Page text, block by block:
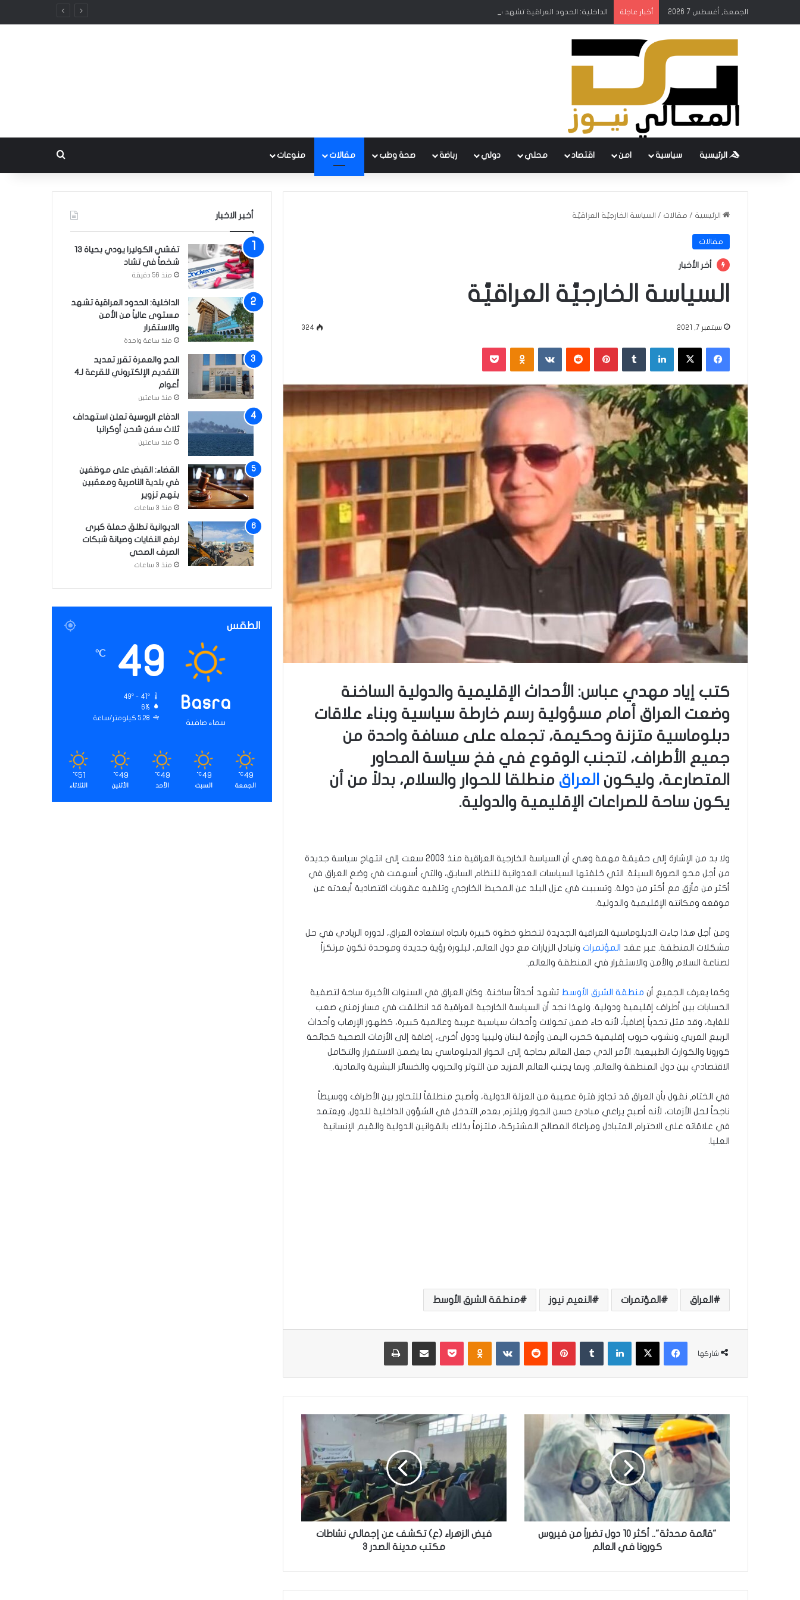
الجمعة, أغسطس 7 2026 أخبار عاجلة الداخلية: الحدود العراقية تشهد مستوى عالياً من الأمن والاستقرار
الرئيسية سياسية امن اقتصاد محلي دولي رباضة صحة وطب مقالات منوعات
الرئيسية / مقالات / السياسة الخارجيَّة العراقيَّة
مقالات
أخر الأخبار
السياسة الخارجيَّة العراقيَّة
سبتمبر 7, 2021 324
فيسبوك ‫X لينكدإن بينتيريست ‏VKontakte
كتب إياد مهدي عباس: الأحداث الإقليمية والدولية الساخنة
وضعت العراق أمام مسؤولية رسم خارطة سياسية وبناء علاقات
دبلوماسية متزنة وحكيمة، تجعله على مسافة واحدة من
جميع الأطراف، لتجنب الوقوع في فخ سياسة المحاور
المتصارعة، وليكون العراق منطلقا للحوار والسلام، بدلاً من أن
يكون ساحة للصراعات الإقليمية والدولية.
ولا بد من الإشارة إلى حقيقة مهمة وهي أن السياسة الخارجية العراقية منذ 2003 سعت إلى انتهاج سياسة جديدة
من أجل محو الصورة السيئة. التي خلفتها السياسات العدوانية للنظام السابق، والتي أسهمت في وضع العراق في
أكثر من مأزق مع أكثر من دولة. وتسببت في عزل البلد عن المحيط الخارجي وتلقيه عقوبات اقتصادية أبعدته عن
موقعه ومكانته الإقليمية والدولية.
ومن أجل هذا جاءت الدبلوماسية العراقية الجديدة لتخطو خطوة كبيرة باتجاه استعادة العراق، لدوره الريادي في حل
مشكلات المنطقة. عبر عقد المؤتمرات وتبادل الزيارات مع دول العالم، لبلورة رؤية جديدة وموحدة تكون مرتكزاً
لصناعة السلام والأمن والاستقرار في المنطقة والعالم.
وكما يعرف الجميع أن منطقة الشرق الأوسط تشهد أحداثاً ساخنة. وكان العراق في السنوات الأخيرة ساحة لتصفية
الحسابات بين أطراف إقليمية ودولية. ولهذا نجد أن السياسة الخارجية العراقية قد انطلقت في مسار زمني صعب
للغاية، وقد مثل تحدياً إضافياً، لأنه جاء ضمن تحولات وأحداث سياسية عربية وعالمية كبيرة، كظهور الإرهاب وأحداث
الربيع العربي ونشوب حروب إقليمية كحرب اليمن وأزمة لبنان وليبيا ودول أخرى، إضافة إلى الأزمات الصحية كجائحة
كورونا والكوارث الطبيعية. الأمر الذي جعل العالم بحاجة إلى الحوار الدبلوماسي بما يضمن الاستقرار والتكامل
الاقتصادي بين دول المنطقة والعالم. وبما يجنب العالم المزيد من التوتر والحروب والخسائر البشرية والمادية.
في الختام نقول بأن العراق قد تجاوز فترة عصيبة من العزلة الدولية، وأصبح منطلقاً للتحاور بين الأطراف ووسيطاً
ناجحاً لحل الأزمات، لأنه أصبح يراعي مبادئ حسن الجوار ويلتزم بعدم التدخل في الشؤون الداخلية للدول. ويعتمد
في علاقاته على الاحترام المتبادل ومراعاة المصالح المشتركة، ملتزماً بذلك بالقوانين الدولية والقيم الإنسانية
العليا.
العراق المؤتمرات النعيم نيوز منطقة الشرق الأوسط
شاركها
فيسبوك ‫X لينكدإن بينتيريست ‏VKontakte
م
ة
م
ح
د
.
"قائمة محدثة".. أكثر 10 دول تضرراً من فيروس
كورونا في العالم
ف
ي
ض
ا
ل
ا
)
فيض الزهراء (ع) تكشف عن إجمالي نشاطات
مكتب مدينة الصدر 3
أخبر الاخبار
تفشي الكوليرا يودي بحياة 13
شخصاً في تشاد
منذ 56 دقيقة
الداخلية: الحدود العراقية تشهد
مستوى عالياً من الأمن
والاستقرار
منذ ساعة واحدة
الحج والعمرة تقرر تمديد
التقديم الإلكتروني للقرعة لـ4
أعوام
منذ ساعتين
الدفاع الروسية تعلن استهداف
ثلاث سفن شحن أوكرانيا
منذ ساعتين
القضاء: القبض على موظفين
في بلدية الناصرية ومعقبين
بتهم تزوير
منذ 3 ساعات
الديوانية تطلق حملة كبرى
لرفع النفايات وصيانة شبكات
الصرف الصحي
منذ 3 ساعات
الطقس
Basra
سماء صافية
49
℃
49º - 41º
6%
5.28 كيلومتر/ساعة
49
℃
الجمعة
49
℃
السبت
49
℃
الأحد
49
℃
الأثنين
51
℃
الثلاثاء